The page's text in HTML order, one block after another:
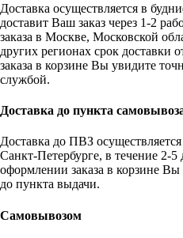
Доставка осуществляется в
доставит Ваш заказ через 1-2
заказа в Москве, Московской
других регионах срок
заказа в корзине Вы увидите
службой.
Доставка до пункта
Доставка до ПВЗ
Санкт-Петербурге, в течение 2-
оформлении заказа в корзине
до пункта выдачи.
Самовывозом